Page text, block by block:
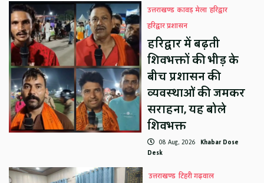
उत्तराखण्ड कावड़ मेला हरिद्वार
हरिद्वार प्रशासन
हरिद्वार में बढ़ती
शिवभक्तों की भीड़ के
बीच प्रशासन की
व्यवस्थाओं की जमकर
सराहना, यह बोले
शिवभक्त
08 Aug, 2026 Khabar Dose
Desk
उत्तराखण्ड टिहरी गढ़वाल